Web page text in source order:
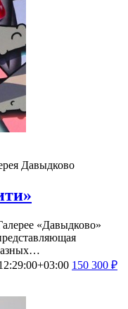
Давыдково
«Давыдково»
150 300 ₽